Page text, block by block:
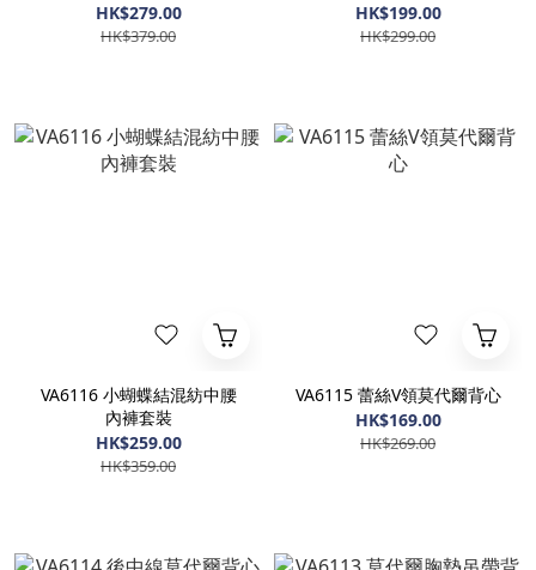
HK$279.00
HK$379.00
HK$199.00
HK$299.00
VA6116 小蝴蝶結混紡中腰
內褲套裝
HK$259.00
HK$359.00
VA6115 蕾絲V領莫代爾背心
HK$169.00
HK$269.00